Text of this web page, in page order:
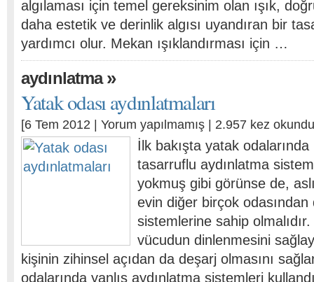
algılaması için temel gereksinim olan ışık,
daha estetik ve derinlik algısı uyandıran bir
yardımcı olur. Mekan ışıklandırması için …
aydınlatma»
Yatak odası aydınlatmaları
[6 Tem 2012 | Yorum yapılmamış | 2.957 kez
İlk bakışta yatak
tasarruflu aydınlatma
yokmuş gibi görünse de,
evin diğer birçok odasından
sistemlerine sahip
vücudun dinlenmesini
kişinin zihinsel açıdan da deşarj olmasını
odalarında yanlış aydınlatma sistemleri